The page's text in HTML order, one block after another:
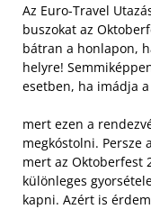
Az Euro-Travel
buszokat az
bátran a honlapon,
helyre!
esetben, ha imádja
mert ezen a
megkóstolni. Persze
mert az Oktoberfest
különleges
kapni. Azért is